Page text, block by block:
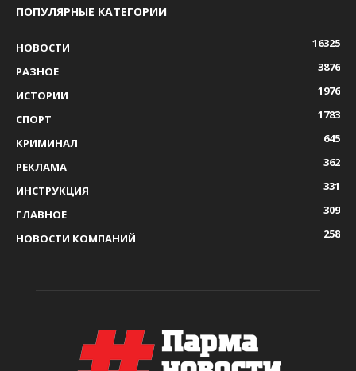
ПОПУЛЯРНЫЕ КАТЕГОРИИ
НОВОСТИ
16325
РАЗНОЕ
3876
ИСТОРИИ
1976
СПОРТ
1783
КРИМИНАЛ
645
РЕКЛАМА
362
ИНСТРУКЦИЯ
331
ГЛАВНОЕ
309
НОВОСТИ КОМПАНИЙ
258